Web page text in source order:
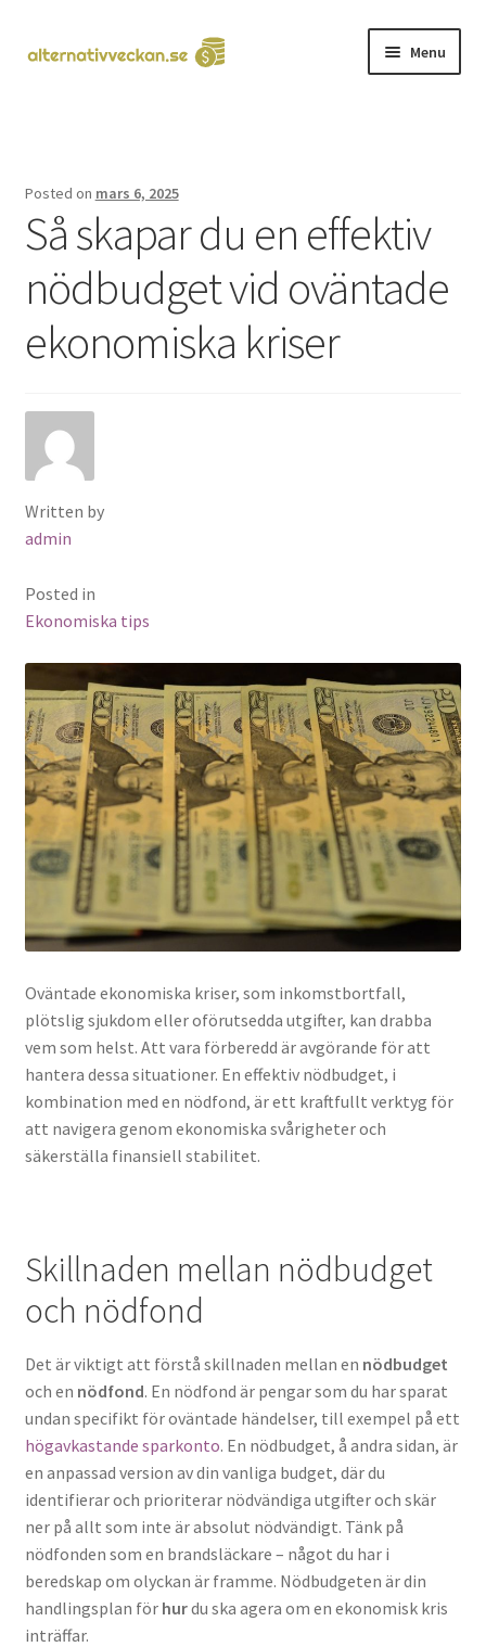
to
to
Menu
Posted on mars 6, 2025
Så skapar du en effektiv
nödbudget vid oväntade
ekonomiska kriser
Written by
admin
Posted in
Ekonomiska tips
Oväntade ekonomiska kriser, som inkomstbortfall,
plötslig sjukdom eller oförutsedda utgifter, kan drabba
vem som helst. Att vara förberedd är avgörande för att
hantera dessa situationer. En effektiv nödbudget, i
kombination med en nödfond, är ett kraftfullt verktyg för
att navigera genom ekonomiska svårigheter och
säkerställa finansiell stabilitet.
Skillnaden mellan nödbudget
och nödfond
Det är viktigt att förstå skillnaden mellan en nödbudget
och en nödfond. En nödfond är pengar som du har sparat
undan specifikt för oväntade händelser, till exempel på ett
högavkastande sparkonto. En nödbudget, å andra sidan, är
en anpassad version av din vanliga budget, där du
identifierar och prioriterar nödvändiga utgifter och skär
ner på allt som inte är absolut nödvändigt. Tänk på
nödfonden som en brandsläckare – något du har i
beredskap om olyckan är framme. Nödbudgeten är din
handlingsplan för hurdu ska agera om en ekonomisk kris
inträffar.